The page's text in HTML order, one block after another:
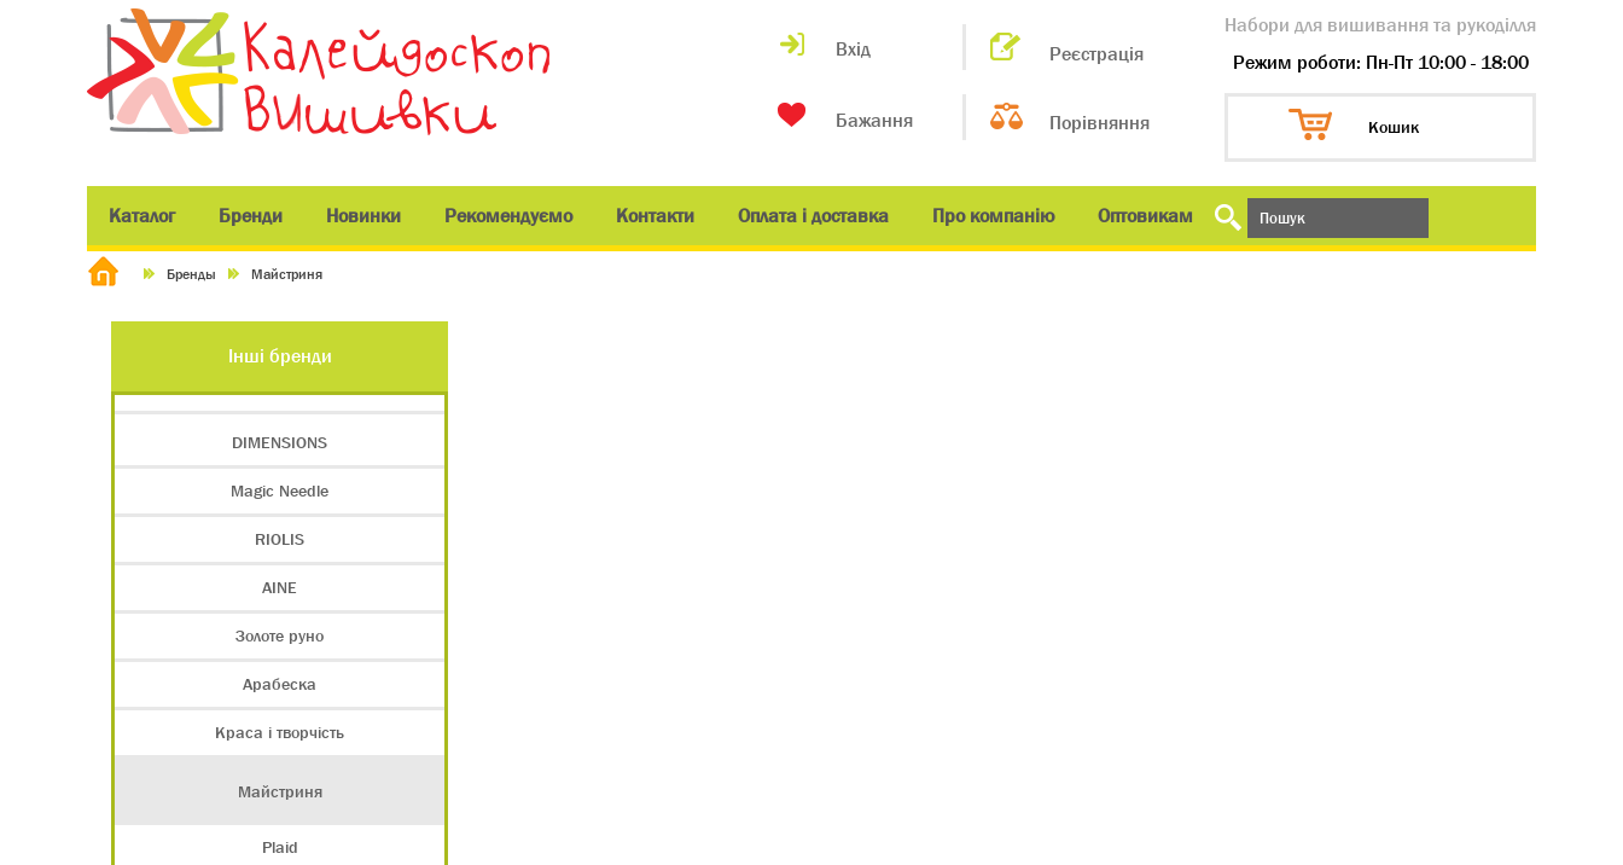
Вхід Реєстрація
Бажання Порівняння
Набори для вишивання та рукоділля
Режим роботи: Пн-Пт 10:00 - 18:00
Кошик
Каталог Бренди Новинки Рекомендуємо Контакти Оплата і доставка Про компанію Оптовикам
Бренды Майстриня
Інші бренди
DIMENSIONS
Magic Needle
RIOLIS
AINE
Золоте руно
Арабеска
Краса і творчість
Майстриня
Plaid